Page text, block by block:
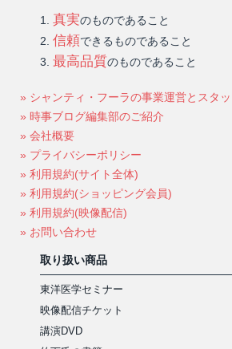
真実のものであること
信頼できるものであること
最高品質のものであること
» シャンティ・フーラの事業運営とスタ
» 時事ブログ編集部のご紹介
» 会社概要
» プライバシーポリシー
» 利用規約(サイト全体)
» 利用規約(ショッピング会員)
» 利用規約(映像配信)
» お問い合わせ
取り扱い商品
東洋医学セミナー
映像配信チケット
講演DVD